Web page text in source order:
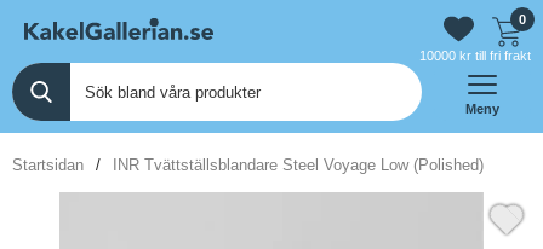
0
10000 kr till fri frakt
Meny
Startsidan INR Tvättställsblandare Steel Voyage Low (Polished)